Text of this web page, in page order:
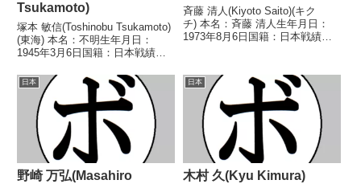
Tsukamoto)
塚本 敏信(Toshinobu Tsukamoto)
(東海) 本名：不明生年月日：
1945年3月6日国籍：日本戦績：
定 【獲得タイトル】1963年度全
日本フライ級新人王 【戦歴】
1962/10/17 ...
斉藤 清人(Kiyoto Saito)(キク
チ) 本名：斉藤 清人生年月日：
1973年8月6日国籍：日本戦績：
級新人王 【戦歴】1992/04/09
●2RKO 松崎 ...
日本
野崎 万弘(Masahiro
日本
木村 久(Kyu Kimura)